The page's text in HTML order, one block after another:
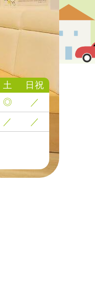
土
日祝
◎
／
／ ／